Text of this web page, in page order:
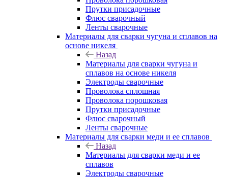
Прутки присадочные
Флюс сварочный
Ленты сварочные
Материалы для сварки чугуна и сплавов на
основе никеля
Назад
Материалы для сварки чугуна и
сплавов на основе никеля
Электроды сварочные
Проволока сплошная
Проволока порошковая
Прутки присадочные
Флюс сварочный
Ленты сварочные
Материалы для сварки меди и ее сплавов
Назад
Материалы для сварки меди и ее
сплавов
Электроды сварочные